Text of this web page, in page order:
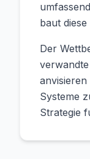
baut
Der
Systeme
Strategie